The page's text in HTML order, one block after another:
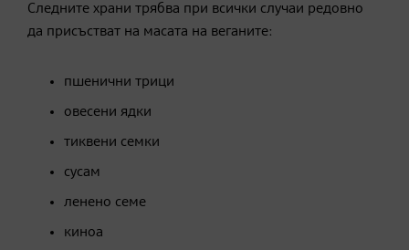
Следните храни трябва при всички случаи редовно
да присъстват на масата на веганите:
пшенични трици
овесени ядки
​тиквени семки
сусам
ленено семе
киноа